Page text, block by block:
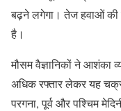
बढ़ने लगेगा। तेज हवाओं
है।
मौसम वैज्ञानिकों ने आशंका
अधिक रफ्तार लेकर यह
परगना, पूर्व और पश्चिम